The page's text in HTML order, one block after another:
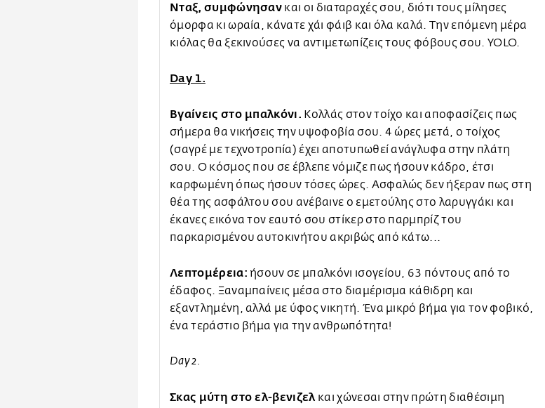
Νταξ, συμφώνησαν και οι διαταραχές σου, διότι τους μίλησες
όμορφα κι ωραία, κάνατε χάι φάιβ και όλα καλά. Την επόμενη μέρα
κιόλας θα ξεκινούσες να αντιμετωπίζεις τους φόβους σου. YOLO.
Day 1.
Βγαίνεις στο μπαλκόνι. Κολλάς στον τοίχο και αποφασίζεις πως
σήμερα θα νικήσεις την υψοφοβία σου. 4 ώρες μετά, ο τοίχος
(σαγρέ με τεχνοτροπία) έχει αποτυπωθεί ανάγλυφα στην πλάτη
σου. Ο κόσμος που σε έβλεπε νόμιζε πως ήσουν κάδρο, έτσι
καρφωμένη όπως ήσουν τόσες ώρες. Ασφαλώς δεν ήξεραν πως στη
θέα της ασφάλτου σου ανέβαινε ο εμετούλης στο λαρυγγάκι και
έκανες εικόνα τον εαυτό σου στίκερ στο παρμπρίζ του
παρκαρισμένου αυτοκινήτου ακριβώς από κάτω...
Λεπτομέρεια: ήσουν σε μπαλκόνι ισογείου, 63 πόντους από το
έδαφος. Ξαναμπαίνεις μέσα στο διαμέρισμα κάθιδρη και
εξαντλημένη, αλλά με ύφος νικητή. Ένα μικρό βήμα για τον φοβικό,
ένα τεράστιο βήμα για την ανθρωπότητα!
Day 2.
Σκας μύτη στο ελ-βενιζελ και χώνεσαι στην πρώτη διαθέσιμη